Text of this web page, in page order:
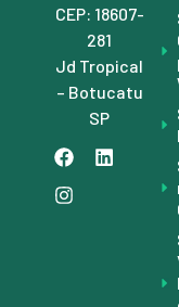
CEP: 18607-
281
Jd Tropical
– Botucatu
SP